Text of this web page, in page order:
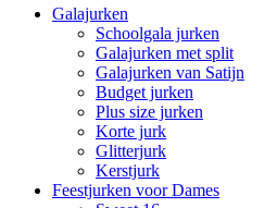
Galajurken
Schoolgala jurken
Galajurken met split
Galajurken van Satijn
Budget jurken
Plus size jurken
Korte jurk
Glitterjurk
Kerstjurk
Feestjurken voor Dames